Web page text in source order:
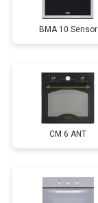
BMA 10 Sensor
CM 6 ANT